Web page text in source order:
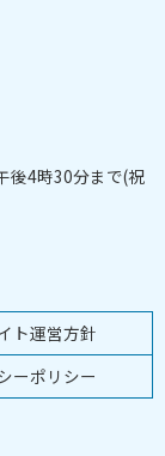
ト運営方針
ーポリシー
後4時30分まで(祝